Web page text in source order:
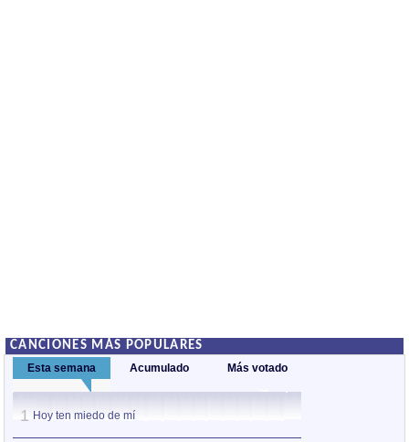
CANCIONES MÁS POPULARES
Esta semana Acumulado Más votado
1 Hoy ten miedo de mí